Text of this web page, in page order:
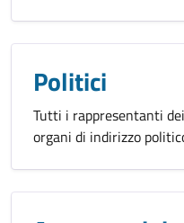
Politici
Tutti i rappresentanti
organi di indirizzo